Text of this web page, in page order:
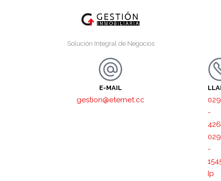
Solución Integral de Negocios
E-MAIL
gestion@eternet.cc
-
-
Ip